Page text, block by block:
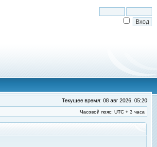
Текущее время: 08 авг 2026, 05:20
Часовой пояс: UTC + 3 часа